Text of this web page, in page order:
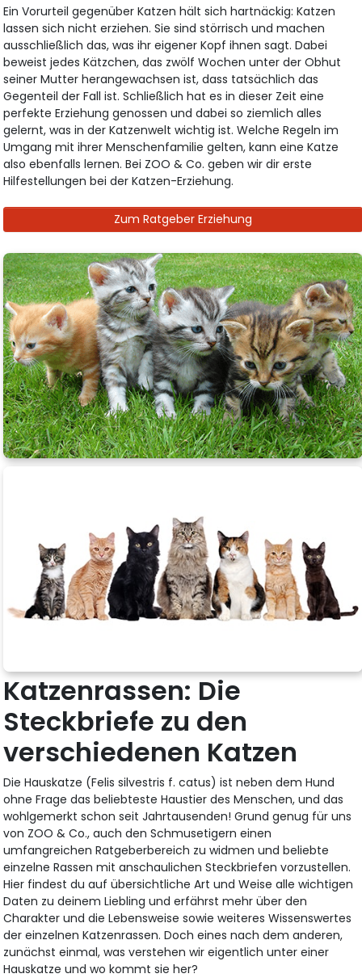
Ein Vorurteil gegenüber Katzen hält sich hartnäckig: Katzen
lassen sich nicht erziehen. Sie sind störrisch und machen
ausschließlich das, was ihr eigener Kopf ihnen sagt. Dabei
beweist jedes Kätzchen, das zwölf Wochen unter der Obhut
seiner Mutter herangewachsen ist, dass tatsächlich das
Gegenteil der Fall ist. Schließlich hat es in dieser Zeit eine
perfekte Erziehung genossen und dabei so ziemlich alles
gelernt, was in der Katzenwelt wichtig ist. Welche Regeln im
Umgang mit ihrer Menschenfamilie gelten, kann eine Katze
also ebenfalls lernen. Bei ZOO & Co. geben wir dir erste
Hilfestellungen bei der Katzen-Erziehung.
Zum Ratgeber Erziehung
Katzenrassen: Die
Steckbriefe zu den
verschiedenen Katzen
Die Hauskatze (Felis silvestris f. catus) ist neben dem Hund
ohne Frage das beliebteste Haustier des Menschen, und das
wohlgemerkt schon seit Jahrtausenden! Grund genug für uns
von ZOO & Co., auch den Schmusetigern einen
umfangreichen Ratgeberbereich zu widmen und beliebte
einzelne Rassen mit anschaulichen Steckbriefen vorzustellen.
Hier findest du auf übersichtliche Art und Weise alle wichtigen
Daten zu deinem Liebling und erfährst mehr über den
Charakter und die Lebensweise sowie weiteres Wissenswertes
der einzelnen Katzenrassen. Doch eines nach dem anderen,
zunächst einmal, was verstehen wir eigentlich unter einer
Hauskatze und wo kommt sie her?